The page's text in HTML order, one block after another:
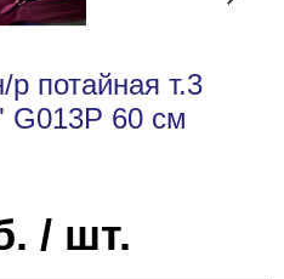
потайная т.3
G013P 60 см
/ шт.